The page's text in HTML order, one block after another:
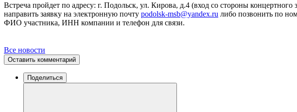
Встреча пройдет по адресу: г. Подольск, ул. Кирова, д.4 (вход со стороны
направить заявку на электронную почту podolsk-msb@yandex.ru либо позвонить по
ФИО участника, ИНН компании и телефон для связи.
Все новости
Оставить комментарий
Поделиться